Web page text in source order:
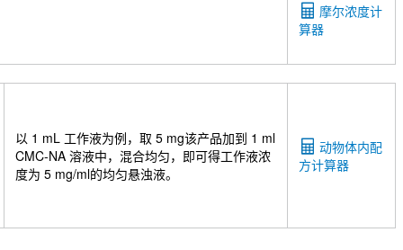
摩尔浓度计
算器
动物体内配
方计算器
以 1 mL 工作液为例，取 5 mg该产品加到 1 ml
CMC-NA 溶液中，混合均匀，即可得工作液浓
度为 5 mg/ml的均匀悬浊液。